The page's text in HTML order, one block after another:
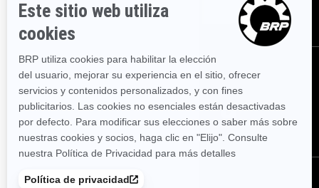
SUSCRÍBASE
SÍGANOS